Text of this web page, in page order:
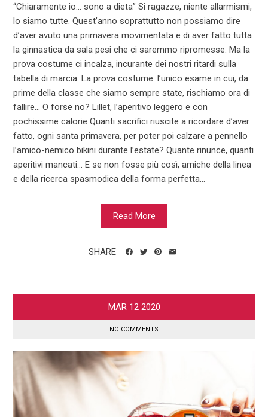
“Chiaramente io... sono a dieta” Si ragazze, niente allarmismi,
lo siamo tutte. Quest’anno soprattutto non possiamo dire
d’aver avuto una primavera movimentata e di aver fatto tutta
la ginnastica da sala pesi che ci saremmo ripromesse. Ma la
prova costume ci incalza, incurante dei nostri ritardi sulla
tabella di marcia. La prova costume: l’unico esame in cui, da
prime della classe che siamo sempre state, rischiamo ora di
fallire... O forse no? Lillet, l’aperitivo leggero e con
pochissime calorie Quanti sacrifici riuscite a ricordare d’aver
fatto, ogni santa primavera, per poter poi calzare a pennello
l’amico-nemico bikini durante l’estate? Quante rinunce, quanti
aperitivi mancati... E se non fosse più così, amiche della linea
e della ricerca spasmodica della forma perfetta...
Read More
SHARE
MAR 12 2020
NO COMMENTS